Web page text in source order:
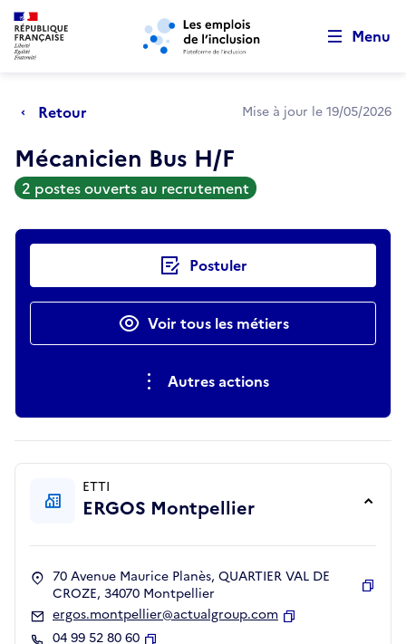
Aller au menu principal Aller au contenu principal
Menu
Retour Mise à jour le 19/05/2026
Mécanicien Bus H/F
2 postes ouverts au recrutement
Actions rapides Postuler
Voir tous les métiers
Autres actions
ETTI
ERGOS Montpellier
70 Avenue Maurice Planès, QUARTIER VAL DE
CROZE, 34070 Montpellier
ergos.montpellier@actualgroup.com
04 99 52 80 60
Retour au début de la page
Panneau de gestion des cookies